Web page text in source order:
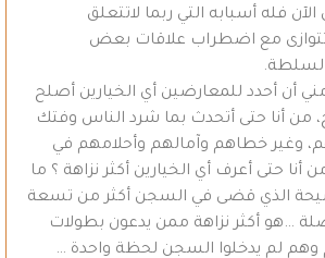
فله أسبابه التي ربما لاتتعلق
تتوازى مع اضطراب علاقات بعض
أن أحدد للمعارضين أي الخيارين أصلح
من أنا حتى أتحدث بما شرد الناس وفتك
وغير خطاهم وآمالهم وأحلامهم في
أنا حتى أعرف أي الخيارين أكثر نزاهة ؟ ما
الذي قضى في السجن أكثر من تسعة
…هو أكثر نزاهة ممن يدعون بطولات
وهم لم يدخلوا السجن لحظة واحدة …